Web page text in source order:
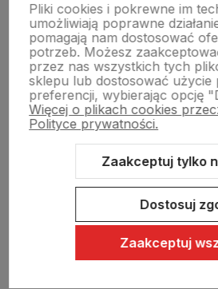
Swiat Edibutik
Sklep internetowy Shoper Premium
Pliki cookies i pokrewne im
umożliwiają poprawne
pomagają nam dostosować
potrzeb. Możesz
przez nas wszystkich tych
sklepu lub dostosować użycie
preferencji, wybierając opcję
Więcej o plikach cookies
Polityce prywatności.
Zaakceptuj tylko
Dostosuj
Zaakceptuj